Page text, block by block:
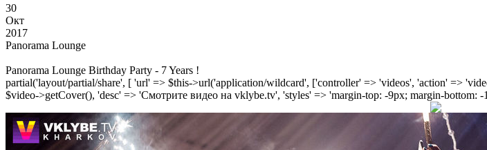
30
Окт
2017
Panorama Lounge
Panorama Lounge Birthday Party - 7 Years !
partial('layout/partial/share', [ 'url' => $this->url('application/wildcard', ['controller' => 'videos', 'action' =>
$video->getCover(), 'desc' => 'Смотрите видео на vklybe.tv', 'styles' => 'margin-top: -9px; margin-bottom: